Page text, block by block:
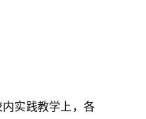
实践教学上，各